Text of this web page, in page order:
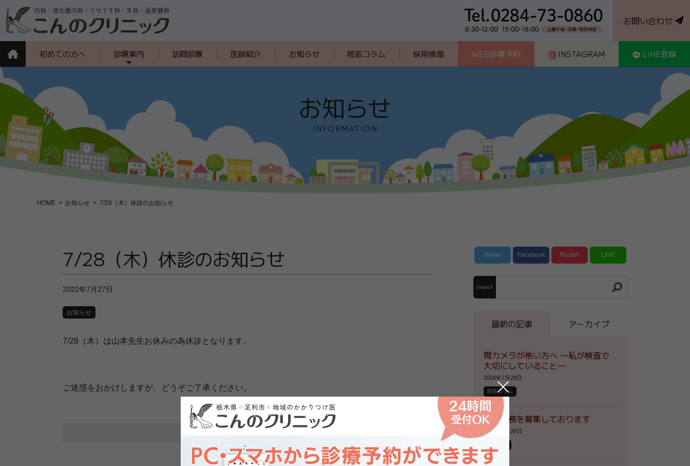
お問い合わせ
初めての方へ 診療案内 訪問診療 医師紹介 お知らせ 院長コラム 採用情報 WEB診療予約 INSTAGRAM LINE登録
お知らせ
INFORMATION
HOME お知らせ 7/28（木）休診のお知らせ
7/28（木）休診のお知らせ
2022年7月27日
お知らせ
7/28（木）は山本先生お休みの為休診となります。
ご迷惑をおかけしますが、どうぞご了承ください。
Twitter Facebook Pocket LINE
Search
最新の記事 アーカイブ
胃カメラが怖い方へ ―私が検査で
大切にしていること―
2026年7月28日
院長コラム
医療事務を募集しております
2026年7月28日